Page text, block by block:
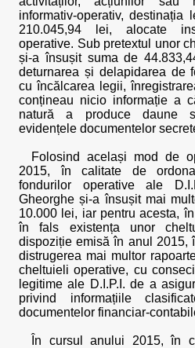
informativ-operativ,
210.045,94 lei, alocate
operative. Sub pretextul unor
și-a însușit suma de
deturnarea și delapidarea de
cu încălcarea legii,
conțineau nicio informație a
natură a produce daune
evidențele documentelor
Folosind același mod de
2015, în calitate de
fondurilor operative ale
Gheorghe și-a însușit mai
10.000 lei, iar pentru acesta,
în fals existența unor
dispoziție emisă în anul 2015,
distrugerea mai multor
cheltuieli operative, cu
legitime ale D.I.P.I. de a
privind informațiile
documentelor financiar-
În cursul anului 2015, în